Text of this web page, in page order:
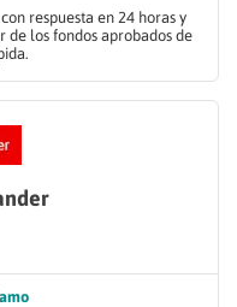
respuesta en 24 horas y
los fondos aprobados de